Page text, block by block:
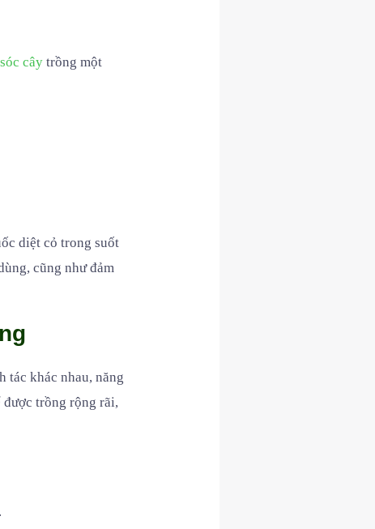
cây trồng một
diệt cỏ trong suốt
cũng như đảm
tác khác nhau, năng
được trồng rộng rãi,